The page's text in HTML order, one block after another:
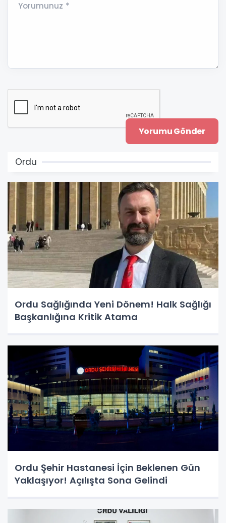
Yorumunuz *
Ordu
Ordu Sağlığında Yeni Dönem! Halk Sağlığı
Başkanlığına Kritik Atama
Ordu Şehir Hastanesi İçin Beklenen Gün
Yaklaşıyor! Açılışta Sona Gelindi